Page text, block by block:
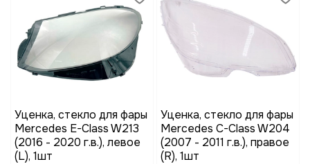
Уценка, стекло для фары
Mercedes E-Class W213
(2016 - 2020 г.в.), левое
(L), 1шт
Уценка, стекло для фары
Mercedes C-Class W204
(2007 - 2011 г.в.), правое
(R), 1шт